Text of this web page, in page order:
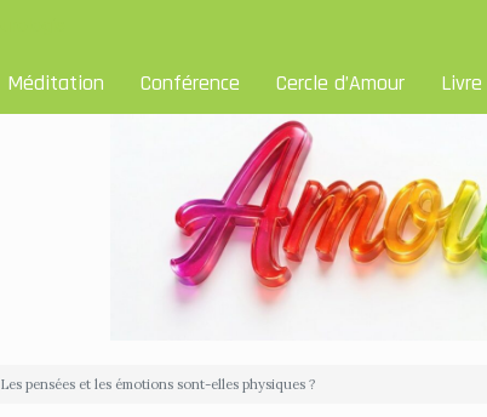
Méditation Conférence Cercle d’Amour Livre
Les pensées et les émotions sont-elles physiques ?